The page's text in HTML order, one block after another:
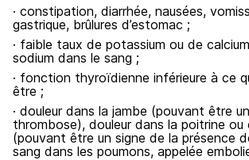
· constipation, diarrhée, nausées,
gastrique, brûlures d’estomac ;
· faible taux de potassium ou de
sodium dans le sang ;
· fonction thyroïdienne inférieure à ce
être ;
· douleur dans la jambe (pouvant être
thrombose), douleur dans la poitrine
(pouvant être un signe de la présence
sang dans les poumons, appelée